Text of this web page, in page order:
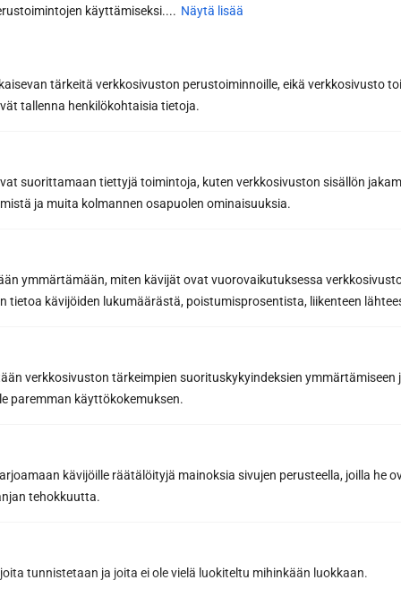
käyttämiseksi.... Näytä lisää
tärkeitä verkkosivuston perustoiminnoille, eikä verkkosivusto
tallenna henkilökohtaisia tietoja.
suorittamaan tiettyjä toimintoja, kuten verkkosivuston sisällön
ja muita kolmannen osapuolen ominaisuuksia.
ymmärtämään, miten kävijät ovat vuorovaikutuksessa
tietoa kävijöiden lukumäärästä, poistumisprosentista, liikenteen
verkkosivuston tärkeimpien suorituskykyindeksien ymmärtämiseen
paremman käyttökokemuksen.
kävijöille räätälöityjä mainoksia sivujen perusteella, joilla he
tehokkuutta.
tunnistetaan ja joita ei ole vielä luokiteltu mihinkään luokkaan.
kiukaat.
Relax lämpöleppälauteet, paneelit magnoliaa 15×145 STS
Saunan valaistuksen saa minimissään sijoittamalla 30
laudevalaisimet 400–650 euroa. Hintaan vaikuttaa
eniten kuitujen määrä. Jos taas haluat